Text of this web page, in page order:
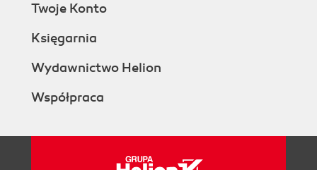
Twoje Konto
Księgarnia
Wydawnictwo Helion
Współpraca